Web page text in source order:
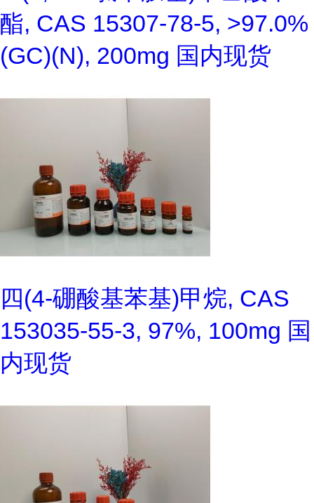
酯, CAS 15307-78-5, >97.0%
(GC)(N), 200mg 国内现货
四(4-硼酸基苯基)甲烷, CAS
153035-55-3, 97%, 100mg 国
内现货